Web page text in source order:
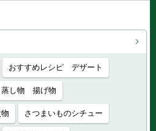
おすすめレシピ デザート
し物 揚げ物
さつまいものシチュー